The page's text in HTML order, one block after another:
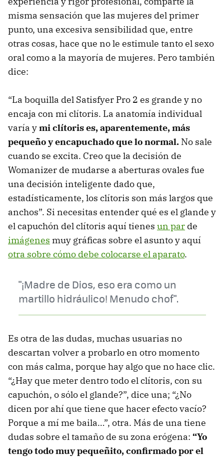
misma sensación que las mujeres del primer
punto, una excesiva sensibilidad que, entre
otras cosas, hace que no le estimule tanto el sexo
oral como a la mayoría de mujeres. Pero también
dice:
“La boquilla del Satisfyer Pro 2 es grande y no
encaja con mi clítoris. La anatomía individual
varía ymi clítoris es, aparentemente, más
pequeño y encapuchado que lo normal. No sale
cuando se excita. Creo que la decisión de
Womanizer de mudarse a aberturas ovales fue
una decisión inteligente dado que,
estadísticamente, los clítoris son más largos que
anchos”. Si necesitas entender qué es el glande y
el capuchón del clítoris aquí tienes un par de
imágenes muy gráficas sobre el asunto y aquí
otra sobre cómo debe colocarse el aparato.
"¡Madre de Dios, eso era como un
martillo hidráulico! Menudo chof".
Es otra de las dudas, muchas usuarias no
descartan volver a probarlo en otro momento
con más calma, porque hay algo que no hace clic.
“¿Hay que meter dentro todo el clítoris, con su
capuchón, o sólo el glande?”, dice una; “¿No
dicen por ahí que tiene que hacer efecto vacío?
Porque a mí me baila…”, otra. Más de una tiene
dudas sobre el tamaño de su zona erógena: “Yo
tengo todo muy pequeñito, confirmado por el